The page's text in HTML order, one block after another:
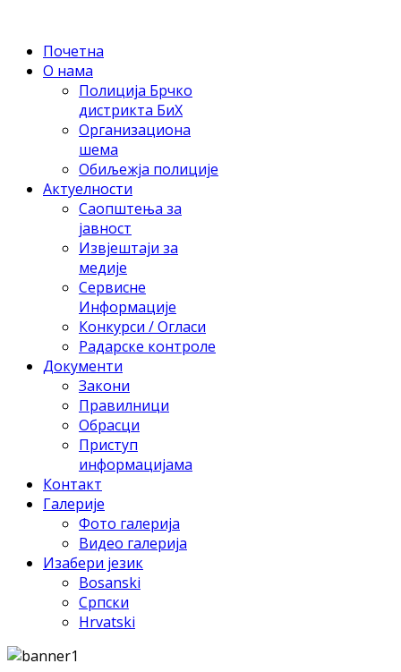
Почетна
О нама
Полиција Брчко
дистрикта БиХ
Организациона
шема
Обиљежја полиције
Актуелности
Саопштења за
јавност
Извјештаји за
медије
Сервисне
Информације
Конкурси / Огласи
Радарске контроле
Документи
Закони
Правилници
Обрасци
Приступ
информацијама
Контакт
Галерије
Фото галерија
Видео галерија
Изабери језик
Bosanski
Српски
Hrvatski